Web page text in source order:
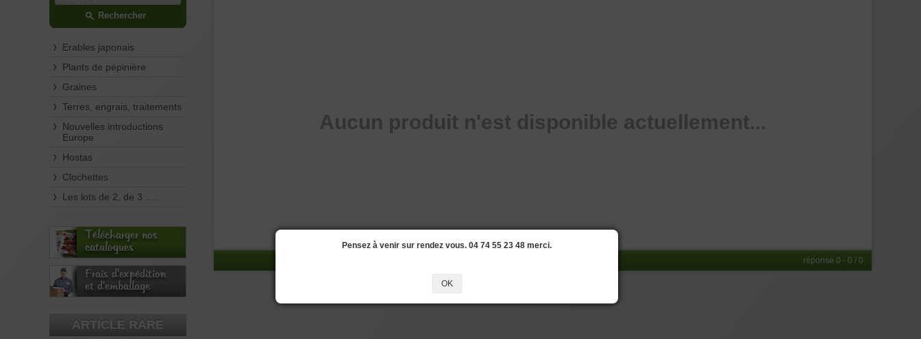
Rechercher
Erables japonais
Plants de pépinière
Graines
Terres, engrais, traitements
Nouvelles introductions
Europe
Hostas
Clochettes
Les lots de 2, de 3 .....
Télécharger nos
catalogues
Frais d'expédition
et d'emballage
ARTICLE RARE
Aucun produit n'est disponible actuellement...
réponse 0 - 0 / 0
Pensez à venir sur rendez vous. 04 74 55 23 48 merci.
OK